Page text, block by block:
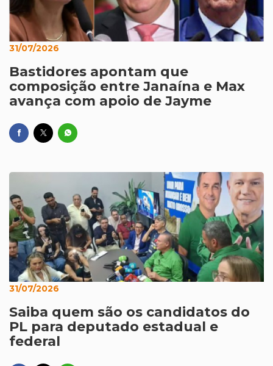
31/07/2026
Bastidores apontam que
composição entre Janaína e Max
avança com apoio de Jayme
31/07/2026
Saiba quem são os candidatos do
PL para deputado estadual e
federal